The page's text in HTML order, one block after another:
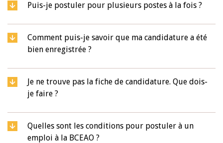
Puis-je postuler pour plusieurs postes à la fois ?
Comment puis-je savoir que ma candidature a été
bien enregistrée ?
Je ne trouve pas la fiche de candidature. Que dois-
je faire ?
Quelles sont les conditions pour postuler à un
emploi à la BCEAO ?